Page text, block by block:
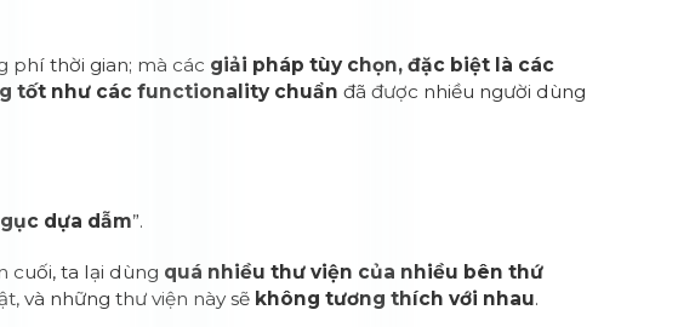
phí thời gian; mà các giải pháp tùy chọn, đặc biệt là các
tốt như các functionality chuẩn đã được nhiều người dùng
dựa dẫm”.
cuối, ta lại dùng quá nhiều thư viện của nhiều bên thứ
và những thư viện này sẽ không tương thích với nhau.